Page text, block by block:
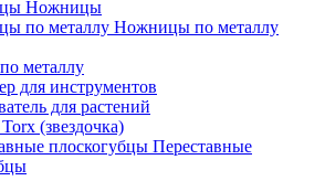
Ножницы
Ножницы по металлу
металлу
для инструментов
для растений
(звездочка)
Переставные